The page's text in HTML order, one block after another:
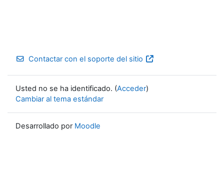
Contactar con el soporte del sitio
Usted no se ha identificado. (Acceder)
Cambiar al tema estándar
Desarrollado por Moodle